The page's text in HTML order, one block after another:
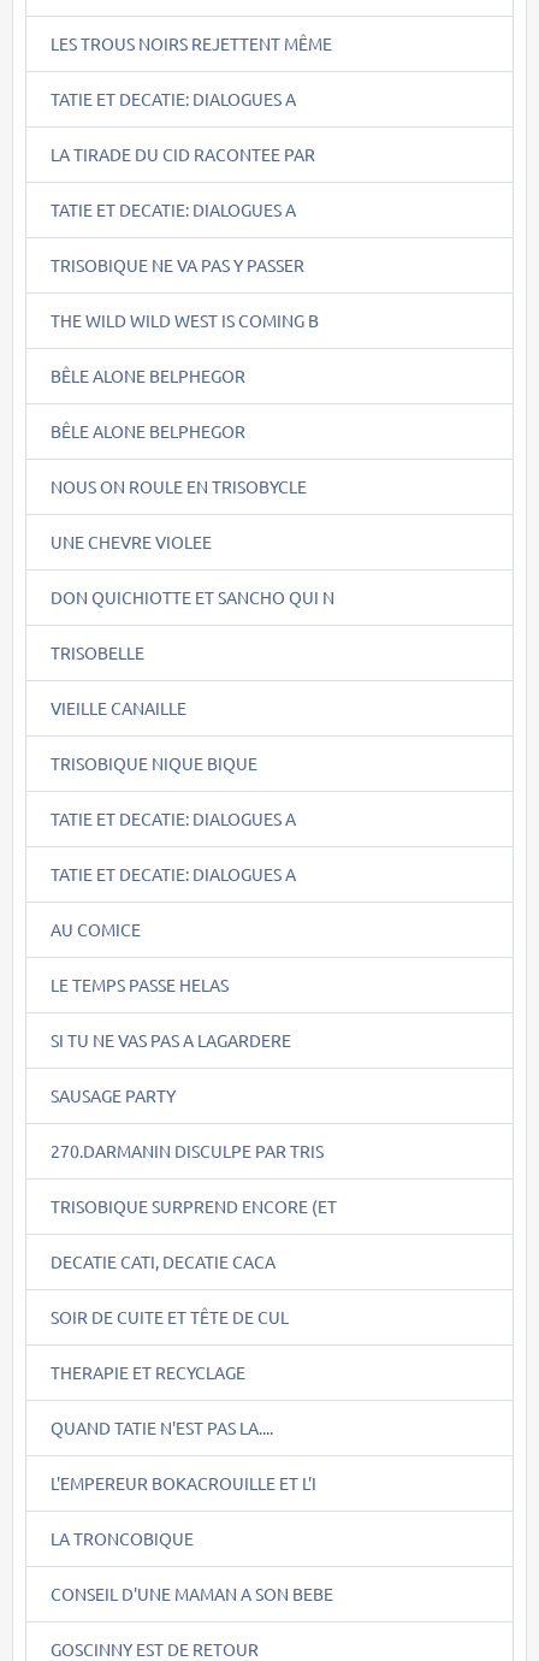
LES TROUS NOIRS REJETTENT MÊME
TATIE ET DECATIE: DIALOGUES A
LA TIRADE DU CID RACONTEE PAR
TATIE ET DECATIE: DIALOGUES A
TRISOBIQUE NE VA PAS Y PASSER
THE WILD WILD WEST IS COMING B
BÊLE ALONE BELPHEGOR
BÊLE ALONE BELPHEGOR
NOUS ON ROULE EN TRISOBYCLE
UNE CHEVRE VIOLEE
DON QUICHIOTTE ET SANCHO QUI N
TRISOBELLE
VIEILLE CANAILLE
TRISOBIQUE NIQUE BIQUE
TATIE ET DECATIE: DIALOGUES A
TATIE ET DECATIE: DIALOGUES A
AU COMICE
LE TEMPS PASSE HELAS
SI TU NE VAS PAS A LAGARDERE
SAUSAGE PARTY
270.DARMANIN DISCULPE PAR TRIS
TRISOBIQUE SURPREND ENCORE (ET
DECATIE CATI, DECATIE CACA
SOIR DE CUITE ET TÊTE DE CUL
THERAPIE ET RECYCLAGE
QUAND TATIE N'EST PAS LA....
L'EMPEREUR BOKACROUILLE ET L'I
LA TRONCOBIQUE
CONSEIL D'UNE MAMAN A SON BEBE
GOSCINNY EST DE RETOUR